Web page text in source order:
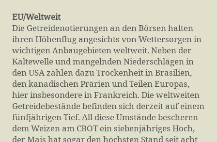
EU/Weltweit
Die Getreidenotierungen an den Börsen halten
ihren Höhenflug angesichts von Wettersorgen in
wichtigen Anbaugebieten weltweit. Neben der
Kältewelle und mangelnden Niederschlägen in
den USA zählen dazu Trockenheit in Brasilien,
den kanadischen Prärien und Teilen Europas,
hier insbesondere in Frankreich. Die weltweiten
Getreidebestände befinden sich derzeit auf einem
fünfjährigen Tief. All diese Umstände bescheren
dem Weizen am CBOT ein siebenjähriges Hoch,
der Mais hat sogar den höchsten Stand seit acht